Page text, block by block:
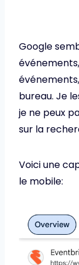
Google
bureau. Je
je ne peux
sur la
Voici une
le mobile: